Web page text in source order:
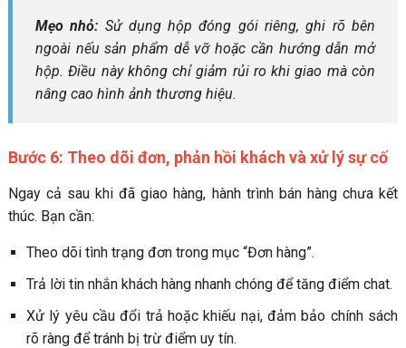
Mẹo nhỏ: Sử dụng hộp đóng gói riêng, ghi rõ bên
ngoài nếu sản phẩm dễ vỡ hoặc cần hướng dẫn mở
hộp. Điều này không chỉ giảm rủi ro khi giao mà còn
nâng cao hình ảnh thương hiệu.
Bước 6: Theo dõi đơn, phản hồi khách và xử lý sự cố
Ngay cả sau khi đã giao hàng, hành trình bán hàng chưa kết
thúc. Bạn cần:
Theo dõi tình trạng đơn trong mục “Đơn hàng”.
Trả lời tin nhắn khách hàng nhanh chóng để tăng điểm chat.
Xử lý yêu cầu đổi trả hoặc khiếu nại, đảm bảo chính sách
rõ ràng để tránh bị trừ điểm uy tín.